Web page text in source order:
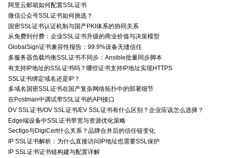
阿里云邮箱如何配置SSL证书
微信公众号SSL证书如何挑选？
国密SSL证书认证机制与国产PKI体系的协同关系
从免费到付费：企业SSL证书升级的商业价值与决策模型
GlobalSign证书兼容性报告：99.9%设备无缝信任
多服务器负载均衡SSL证书不同步：Ansible批量同步脚本
有支持IP地址的SSL证书吗？哪些证书支持IP地址实现HTTPS
SSL证书绑定域名还是IP？
多域名国密SSL证书在国产复杂网络拓扑中的部署细节
在Postman中调试带SSL证书的API接口
DV SSL证书/OV SSL证书/EV SSL证书有什么区别？企业应该怎么选择？
Edge端设备中SSL证书带宽与资源优化策略
Sectigo与DigiCert什么关系？品牌合并后的信任链变化
IP SSL证书解析：为什么直接访问IP地址也需要SSL保护
IP SSL证书证书链构建与配置详解